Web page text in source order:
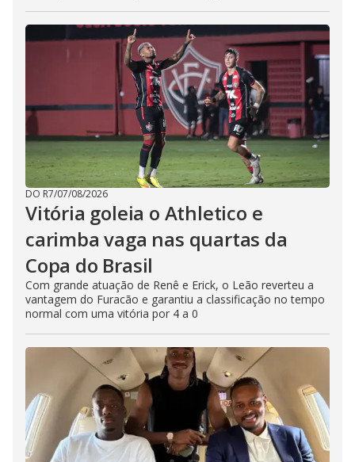
DO R7/07/08/2026
Vitória goleia o Athletico e
carimba vaga nas quartas da
Copa do Brasil
Com grande atuação de Renê e Erick, o Leão reverteu a
vantagem do Furacão e garantiu a classificação no tempo
normal com uma vitória por 4 a 0